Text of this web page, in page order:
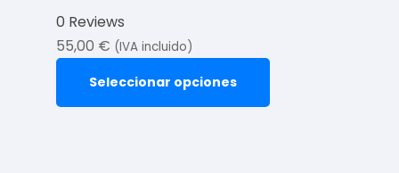
0 Reviews
55,00 € (IVA incluido)
Seleccionar opciones